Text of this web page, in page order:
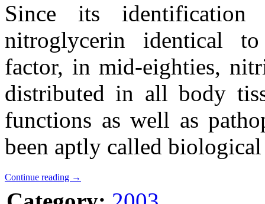
Since its
nitroglycerin identical
factor, in mid-eighties,
distributed in all body
functions as well as
been aptly called
Continue reading →